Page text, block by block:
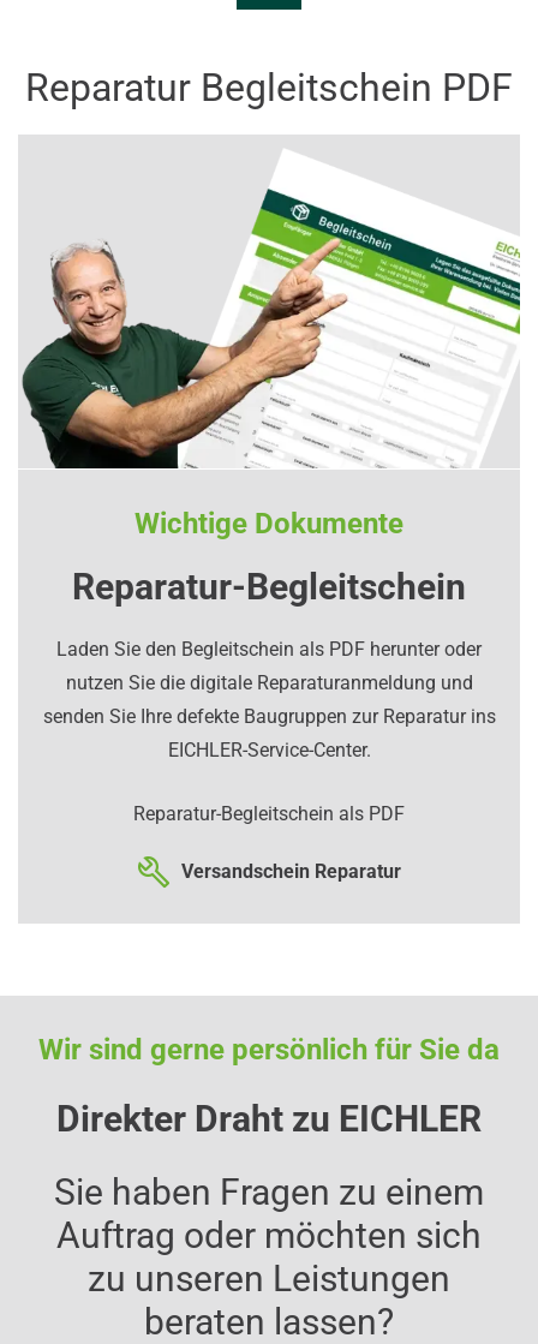
Reparatur Begleitschein PDF
Wichtige Dokumente
Reparatur-Begleitschein
Laden Sie den Begleitschein als PDF herunter oder
nutzen Sie die digitale Reparaturanmeldung und
senden Sie Ihre defekte Baugruppen zur Reparatur ins
EICHLER-Service-Center.
Reparatur-Begleitschein als PDF
Versandschein Reparatur
Wir sind gerne persönlich für Sie da
Direkter Draht zu EICHLER
Sie haben Fragen zu einem
Auftrag oder möchten sich
zu unseren Leistungen
beraten lassen?